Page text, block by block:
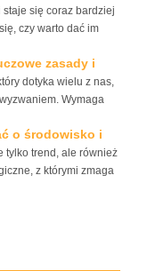
się coraz bardziej
czy warto dać im
zasady i
dotyka wielu z nas,
Wymaga
o środowisko i
tylko trend, ale również
z którymi zmaga